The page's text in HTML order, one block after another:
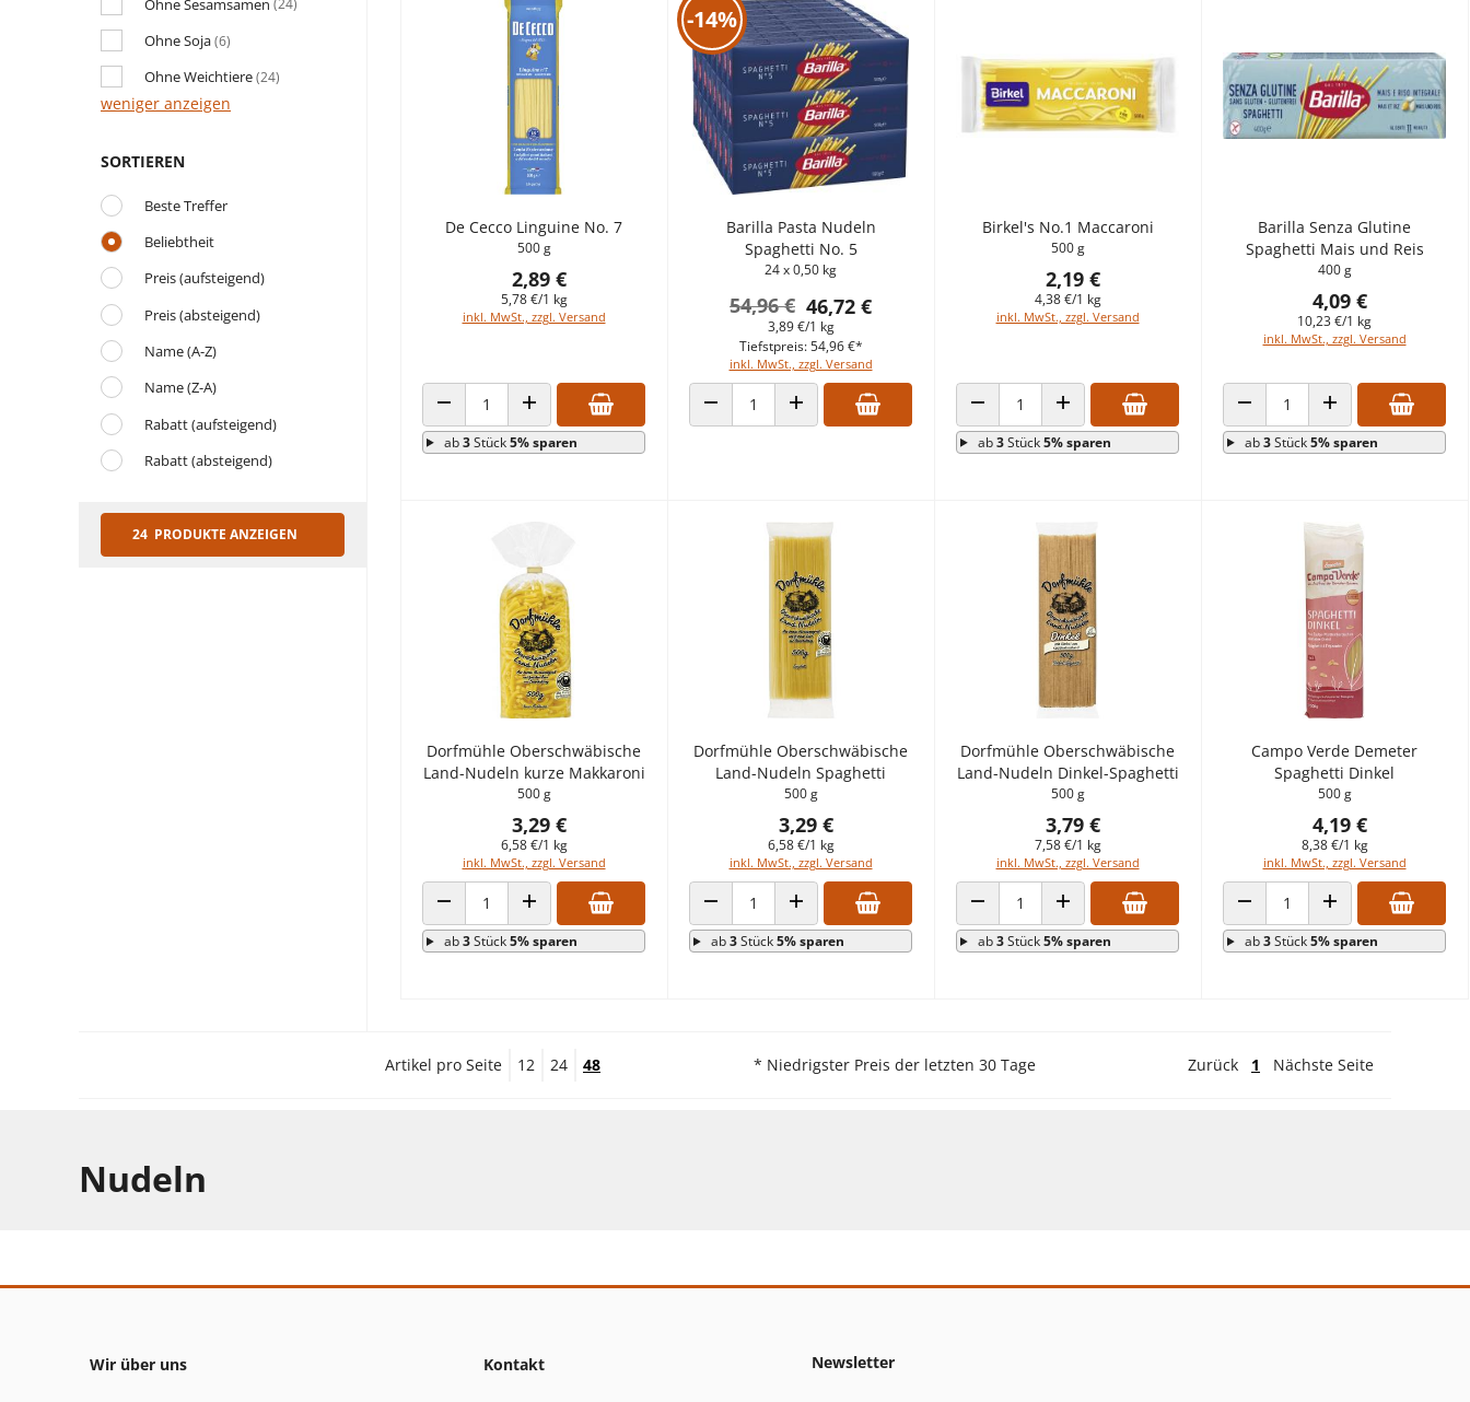
Ohne Sesamsamen (24)
Ohne Soja(6)
Ohne Weichtiere(24)
weniger anzeigen
SORTIEREN
Beste Treffer
Beliebtheit
Preis (aufsteigend)
Preis (absteigend)
Name (A-Z)
Name (Z-A)
Rabatt (aufsteigend)
Rabatt (absteigend)
24 PRODUKTE ANZEIGEN
De Cecco Linguine No. 7
500 g
2,89 €
5,78 €/1 kg
inkl. MwSt., zzgl. Versand
ANZAHL VERRINGERNANZAHL ERHÖHEN
ab3Stück5% sparen
-14%
Barilla Pasta Nudeln
Spaghetti No. 5
24 x 0,50 kg
46,72 €
54,96 €
3,89 €/1 kg
inkl. MwSt., zzgl. Versand
Tiefstpreis: 54,96 €*
ANZAHL VERRINGERNANZAHL ERHÖHEN
Birkel's No.1 Maccaroni
500 g
2,19 €
4,38 €/1 kg
inkl. MwSt., zzgl. Versand
ANZAHL VERRINGERNANZAHL ERHÖHEN
ab3Stück5% sparen
Barilla Senza Glutine
Spaghetti Mais und Reis
400 g
4,09 €
10,23 €/1 kg
inkl. MwSt., zzgl. Versand
ANZAHL VERRINGERNANZAHL ERHÖHEN
ab3Stück5% sparen
Dorfmühle Oberschwäbische
Land-Nudeln kurze Makkaroni
500 g
3,29 €
6,58 €/1 kg
inkl. MwSt., zzgl. Versand
ANZAHL VERRINGERNANZAHL ERHÖHEN
ab3Stück5% sparen
Dorfmühle Oberschwäbische
Land-Nudeln Spaghetti
500 g
3,29 €
6,58 €/1 kg
inkl. MwSt., zzgl. Versand
ANZAHL VERRINGERNANZAHL ERHÖHEN
ab3Stück5% sparen
Dorfmühle Oberschwäbische
Land-Nudeln Dinkel-Spaghetti
500 g
3,79 €
7,58 €/1 kg
inkl. MwSt., zzgl. Versand
ANZAHL VERRINGERNANZAHL ERHÖHEN
ab3Stück5% sparen
Campo Verde Demeter
Spaghetti Dinkel
500 g
4,19 €
8,38 €/1 kg
inkl. MwSt., zzgl. Versand
ANZAHL VERRINGERNANZAHL ERHÖHEN
ab3Stück5% sparen
Artikel pro Seite 12 24 48 * Niedrigster Preis der letzten 30 Tage Zurück 1 Nächste Seite
Nudeln
Wir über uns Kontakt Newsletter